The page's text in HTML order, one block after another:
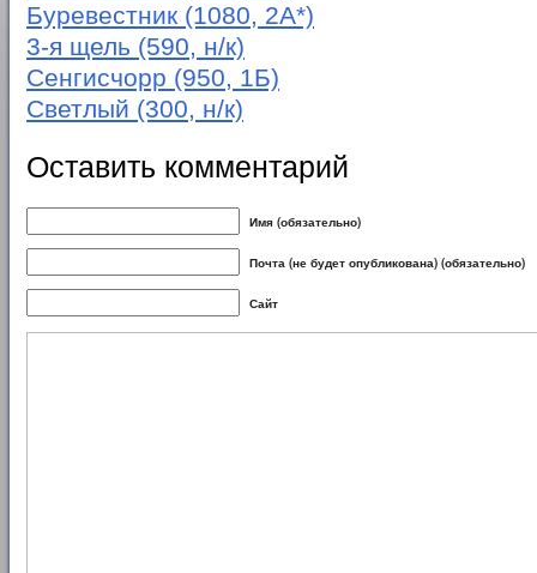
Буревестник (1080, 2А*)
3-я щель (590, н/к)
Сенгисчорр (950, 1Б)
Светлый (300, н/к)
Оставить комментарий
Имя (обязательно)
Почта (не будет опубликована) (обязательно)
Сайт